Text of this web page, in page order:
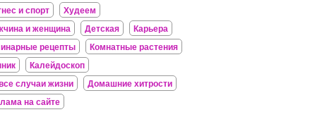
и спорт
Худеем
и женщина
Детская
Карьера
рецепты
Комнатные растения
Калейдоскоп
случаи жизни
Домашние хитрости
на сайте